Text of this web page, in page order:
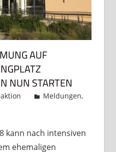
AUF
NUN STARTEN
Meldungen,
kann nach intensiven
ehemaligen